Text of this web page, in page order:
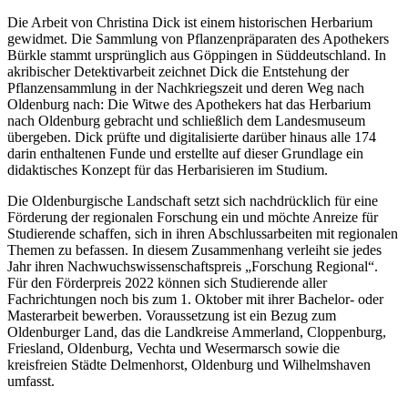
Die Arbeit von Christina Dick ist einem historischen Herbarium
gewidmet. Die Sammlung von Pflanzenpräparaten des Apothekers
Bürkle stammt ursprünglich aus Göppingen in Süddeutschland. In
akribischer Detektivarbeit zeichnet Dick die Entstehung der
Pflanzensammlung in der Nachkriegszeit und deren Weg nach
Oldenburg nach: Die Witwe des Apothekers hat das Herbarium
nach Oldenburg gebracht und schließlich dem Landesmuseum
übergeben. Dick prüfte und digitalisierte darüber hinaus alle 174
darin enthaltenen Funde und erstellte auf dieser Grundlage ein
didaktisches Konzept für das Herbarisieren im Studium.
Die Oldenburgische Landschaft setzt sich nachdrücklich für eine
Förderung der regionalen Forschung ein und möchte Anreize für
Studierende schaffen, sich in ihren Abschlussarbeiten mit regionalen
Themen zu befassen. In diesem Zusammenhang verleiht sie jedes
Jahr ihren Nachwuchswissenschaftspreis „Forschung Regional“.
Für den Förderpreis 2022 können sich Studierende aller
Fachrichtungen noch bis zum 1. Oktober mit ihrer Bachelor- oder
Masterarbeit bewerben. Voraussetzung ist ein Bezug zum
Oldenburger Land, das die Landkreise Ammerland, Cloppenburg,
Friesland, Oldenburg, Vechta und Wesermarsch sowie die
kreisfreien Städte Delmenhorst, Oldenburg und Wilhelmshaven
umfasst.